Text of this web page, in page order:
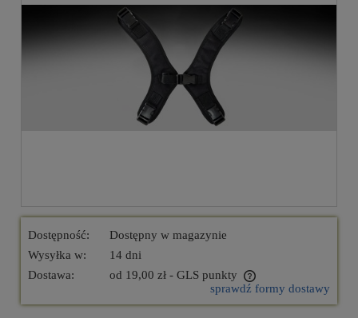
Dostępność:
Dostępny w magazynie
Wysyłka w:
14 dni
Dostawa:
od 19,00 zł - GLS punkty
Cena nie zawiera ewentualnych kosztów płatnościsprawdź formy dostawy